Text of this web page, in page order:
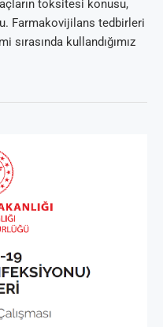
toksitesi konusu,
Farmakovijilans tedbirleri
sırasında kullandığımız